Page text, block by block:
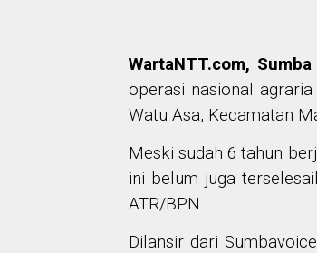
WartaNTT.com,
operasi nasional
Watu Asa, Kecamatan
Meski sudah 6 tahun
ini belum juga
ATR/BPN.
Dilansir dari